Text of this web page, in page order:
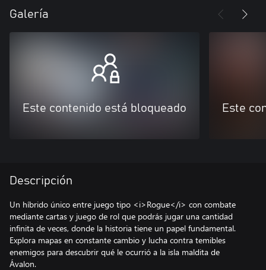
Galería
Este contenido está bloqueado Este
Descripción
Un híbrido único entre juego tipo <i>Rogue</i> con combate
mediante cartas y juego de rol que podrás jugar una cantidad
infinita de veces, donde la historia tiene un papel fundamental.
Explora mapas en constante cambio y lucha contra temibles
enemigos para descubrir qué le ocurrió a la isla maldita de
Ávalon.